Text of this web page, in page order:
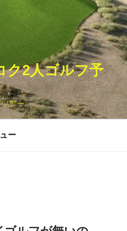
ク2人ゴルフ予
アー
ー